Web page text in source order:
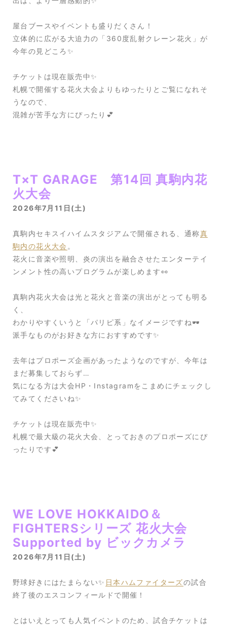
屋台ブースやイベントも盛りだくさん！
立体的に広がる大迫力の「360度乱射クレーン花火」が
今年の見どころ✨
チケットは現在販売中✨
札幌で開催する花火大会よりもゆったりとご覧になれそ
うなので、
混雑が苦手な方にぴったり💕
T×T GARAGE 第14回 真駒内花
火大会
2026年7月11日(土)
真駒内セキスイハイムスタジアムで開催される、通称真
駒内の花火大会 。
花火に音楽や照明、炎の演出を融合させたエンターテイ
ンメント性の高いプログラムが楽しめます👀
真駒内花火大会は光と花火と音楽の演出がとっても明る
く、
わかりやすくいうと「パリピ系」なイメージですね🕶️
派手なものがお好きな方におすすめです✨
去年はプロポーズ企画があったようなのですが、今年は
まだ募集しておらず…
気になる方は大会HP・Instagramをこまめにチェックし
てみてくださいね✨
チケットは現在販売中✨
札幌で最大級の花火大会、とっておきのプロポーズにぴ
ったりです💕
WE LOVE HOKKAIDO＆
FIGHTERSシリーズ 花火大会
Supported by ビックカメラ
2026年7月11日(土)
野球好きにはたまらない✨ 日本ハムファイターズの試合
終了後のエスコンフィールドで開催！
とはいえとっても人気イベントのため、試合チケットは